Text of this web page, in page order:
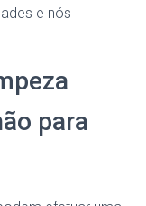
e nós
para